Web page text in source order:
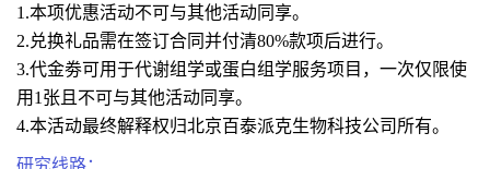
1.本项优惠活动不可与其他活动同享。
2.兑换礼品需在签订合同并付清80%款项后进行。
3.代金劵可用于代谢组学或蛋白组学服务项目，一次仅限使
用1张且不可与其他活动同享。
4.本活动最终解释权归北京百泰派克生物科技公司所有。
研究线路：